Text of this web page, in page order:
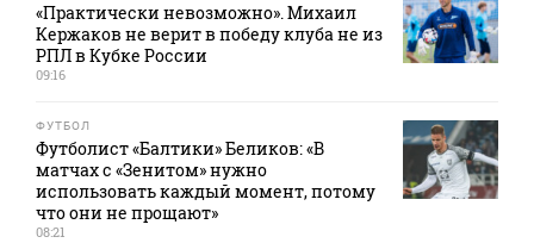
«Практически невозможно». Михаил
Кержаков не верит в победу клуба не из
РПЛ в Кубке России
09:16
ФУТБОЛ
Футболист «Балтики» Беликов: «В
матчах с «Зенитом» нужно
использовать каждый момент, потому
что они не прощают»
08:21